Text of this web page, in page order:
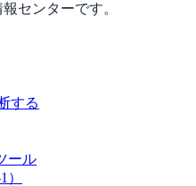
センターです。
する
ール